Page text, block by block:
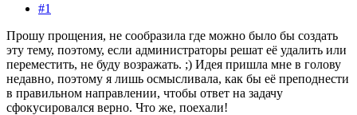
#1
Прошу прощения, не сообразила где можно было бы создать
эту тему, поэтому, если администраторы решат её удалить или
переместить, не буду возражать. ;) Идея пришла мне в голову
недавно, поэтому я лишь осмысливала, как бы её преподнести
в правильном направлении, чтобы ответ на задачу
сфокусировался верно. Что же, поехали!